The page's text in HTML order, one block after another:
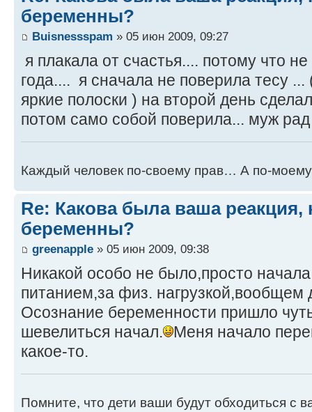
беременны?
Buisnessspam » 05 июн 2009, 09:27
я плакала от счастья.... потому что
года.... я сначала не поверила тесу
яркие полоски ) на второй день
потом само собой поверила... муж
Каждый человек по-своему прав… А по-
Re: Какова была ваша реакция,
беременны?
greenapple » 05 июн 2009, 09:38
Никакой особо не было,просто начала
питанием,за физ. нагрузкой,вообщем
Осознание беременности пришло
шевелиться начал.
Меня начало
какое-то.
Помните, что дети ваши будут обходиться с